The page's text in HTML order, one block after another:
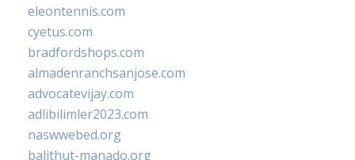
eleontennis.com
cyetus.com
bradfordshops.com
almadenranchsanjose.com
advocatevijay.com
adlibilimler2023.com
naswwebed.org
balithut-manado.org